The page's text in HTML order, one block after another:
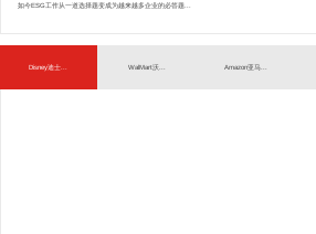
如今ESG工作从一道选择题变成为越来越多企业的必答题...
Disney迪士... WalMart沃... Amazon亚马...